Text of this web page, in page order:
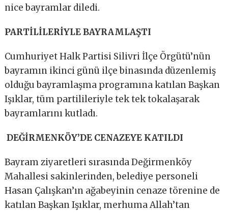
nice bayramlar diledi.
PARTİLİLERİYLE BAYRAMLAŞTI
Cumhuriyet Halk Partisi Silivri İlçe Örgütü’nün
bayramın ikinci günü ilçe binasında düzenlemiş
olduğu bayramlaşma programına katılan Başkan
Işıklar, tüm partilileriyle tek tek tokalaşarak
bayramlarını kutladı.
DEĞİRMENKÖY’DE CENAZEYE KATILDI
Bayram ziyaretleri sırasında Değirmenköy
Mahallesi sakinlerinden, belediye personeli
Hasan Çalışkan’ın ağabeyinin cenaze törenine de
katılan Başkan Işıklar, merhuma Allah’tan